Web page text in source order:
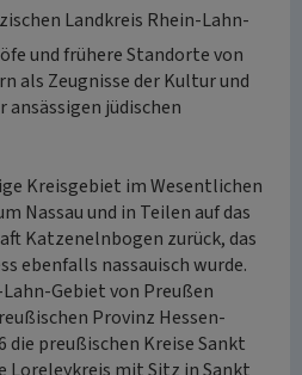
Landkreis Rhein-Lahn-
und frühere Standorte von
als Zeugnisse der Kultur und
ansässigen jüdischen
Kreisgebiet im Wesentlichen
Nassau und in Teilen auf das
Katzenelnbogen zurück, das
ebenfalls nassauisch wurde.
Gebiet von Preußen
Provinz Hessen-
die preußischen Kreise Sankt